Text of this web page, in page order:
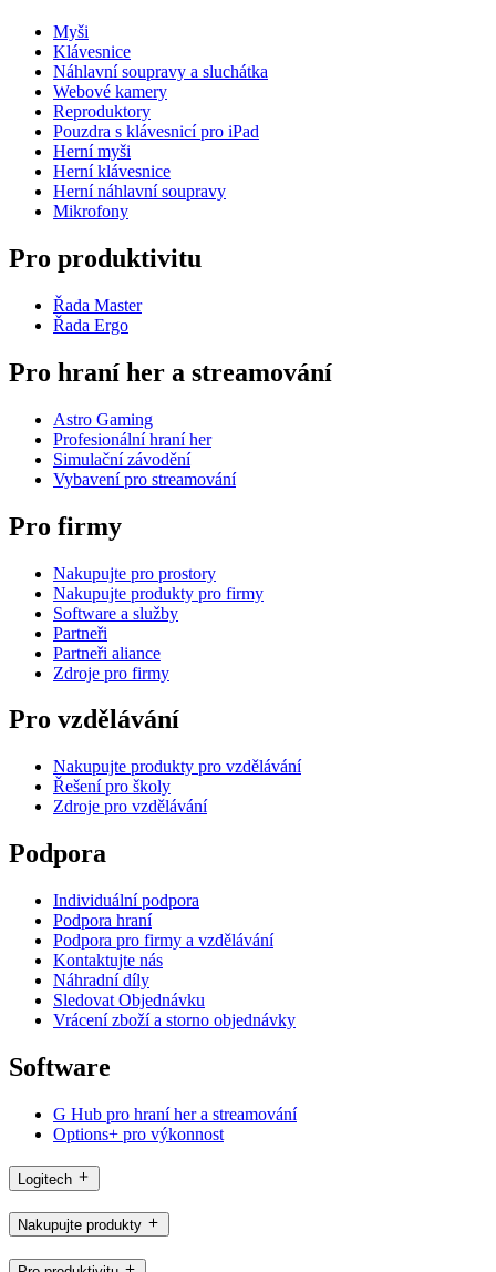
Myši
Klávesnice
Náhlavní soupravy a sluchátka
Webové kamery
Reproduktory
Pouzdra s klávesnicí pro iPad
Herní myši
Herní klávesnice
Herní náhlavní soupravy
Mikrofony
Pro produktivitu
Řada Master
Řada Ergo
Pro hraní her a streamování
Astro Gaming
Profesionální hraní her
Simulační závodění
Vybavení pro streamování
Pro firmy
Nakupujte pro prostory
Nakupujte produkty pro firmy
Software a služby
Partneři
Partneři aliance
Zdroje pro firmy
Pro vzdělávání
Nakupujte produkty pro vzdělávání
Řešení pro školy
Zdroje pro vzdělávání
Podpora
Individuální podpora
Podpora hraní
Podpora pro firmy a vzdělávání
Kontaktujte nás
Náhradní díly
Sledovat Objednávku
Vrácení zboží a storno objednávky
Software
G Hub pro hraní her a streamování
Options+ pro výkonnost
Logitech
Nakupujte produkty